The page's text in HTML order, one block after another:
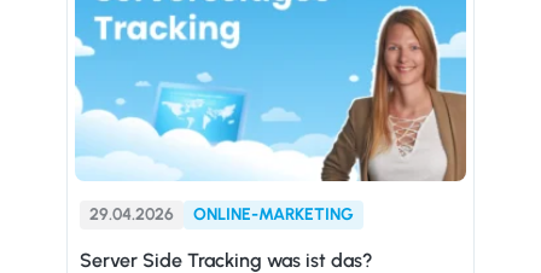
29.04.2026 ONLINE-MARKETING
Server Side Tracking was ist das?